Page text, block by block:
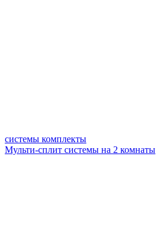
системы комплекты
Мульти-сплит системы на 2 комнаты